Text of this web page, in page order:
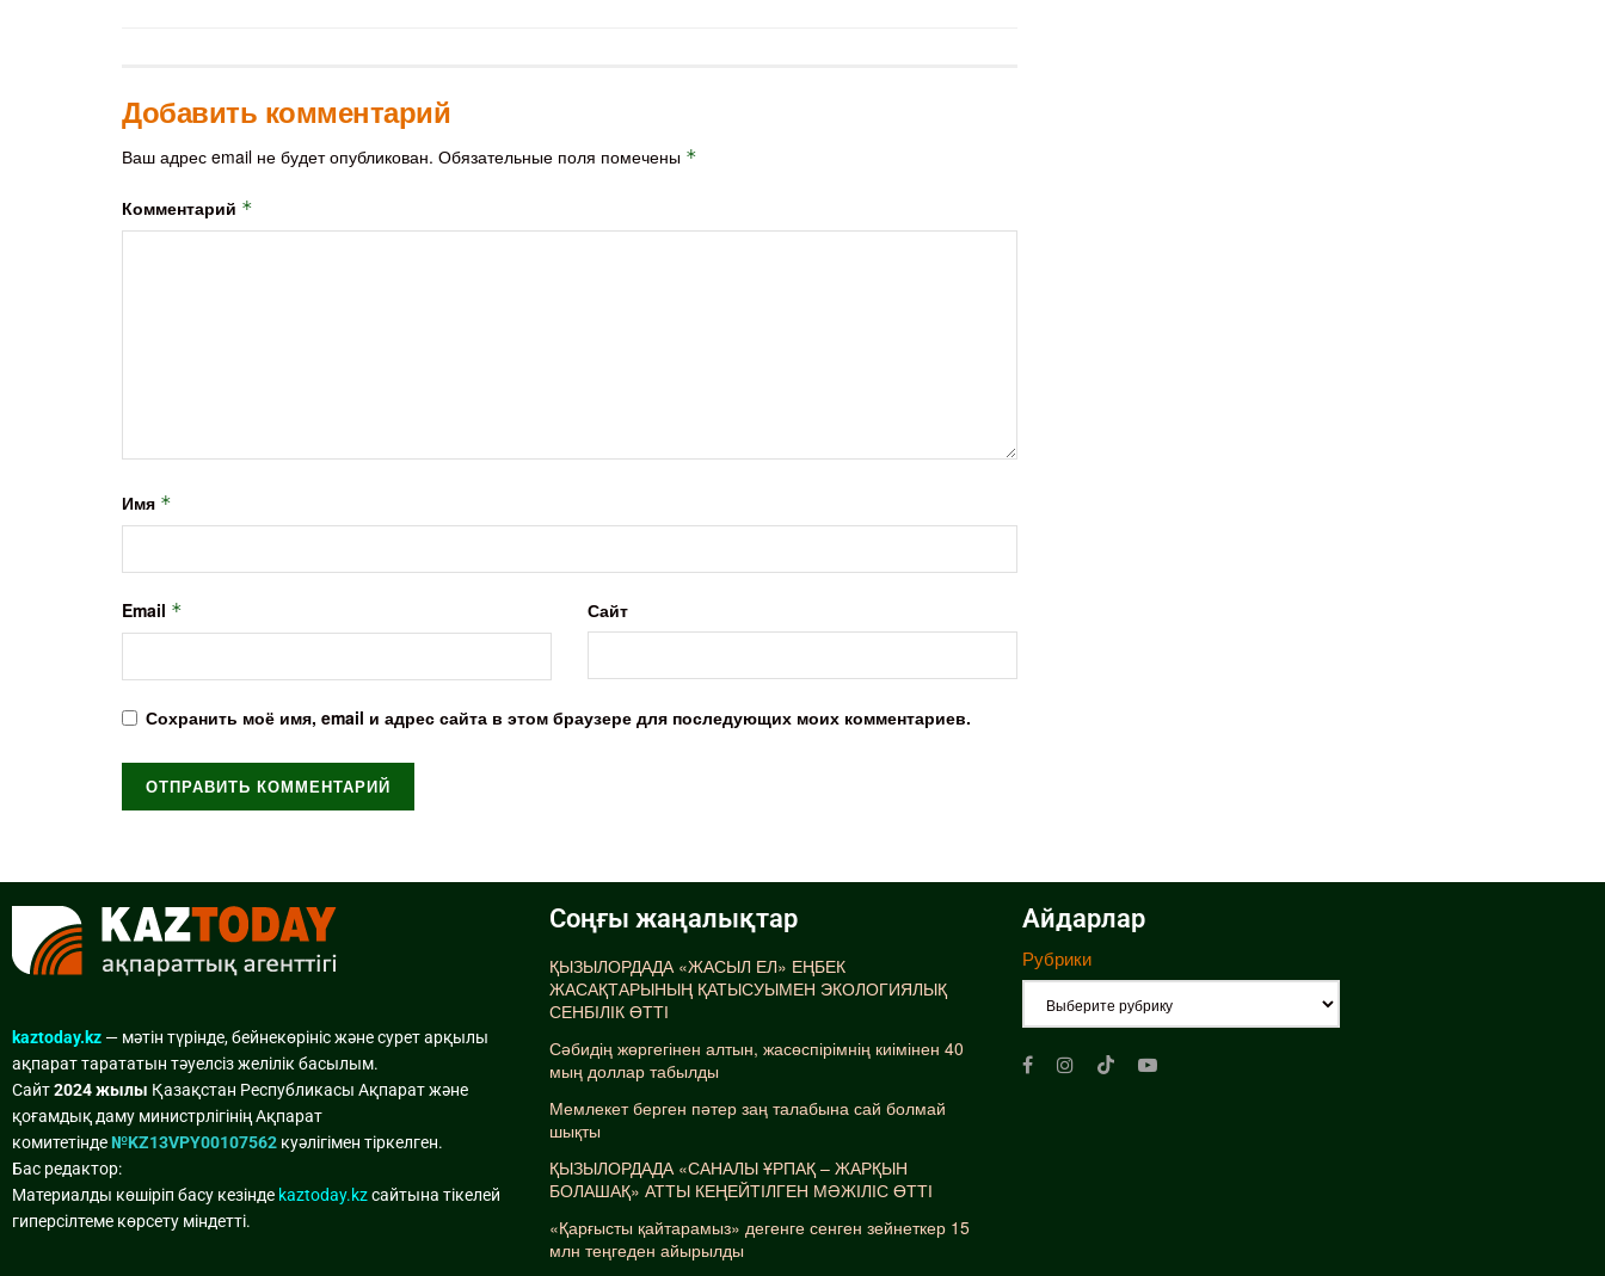
Добавить комментарий
Ваш адрес email не будет опубликован. Обязательные поля помечены *
Комментарий *
Имя *
Email * Сайт
Сохранить моё имя, email и адрес сайта в этом браузере для последующих моих комментариев.
kaztoday.kz — мәтін түрінде, бейнекөрініс және сурет арқылы
ақпарат тарататын тәуелсіз желілік басылым.
Сайт2024 жылы Қазақстан Республикасы Ақпарат және
қоғамдық даму министрлігінің Ақпарат
комитетінде№KZ13VPY00107562 куәлігімен тіркелген.
Бас редактор:
Материалды көшіріп басу кезінде kaztoday.kzсайтына тікелей
гиперсілтеме көрсету міндетті.
Соңғы жаңалықтар
ҚЫЗЫЛОРДАДА «ЖАСЫЛ ЕЛ» ЕҢБЕК
ЖАСАҚТАРЫНЫҢ ҚАТЫСУЫМЕН ЭКОЛОГИЯЛЫҚ
СЕНБІЛІК ӨТТІ
Сәбидің жөргегінен алтын, жасөспірімнің киімінен 40
мың доллар табылды
Мемлекет берген пәтер заң талабына сай болмай
шықты
ҚЫЗЫЛОРДАДА «САНАЛЫ ҰРПАҚ – ЖАРҚЫН
БОЛАШАҚ» АТТЫ КЕҢЕЙТІЛГЕН МӘЖІЛІС ӨТТІ
«Қарғысты қайтарамыз» дегенге сенген зейнеткер 15
млн теңгеден айырылды
Айдарлар
Рубрики